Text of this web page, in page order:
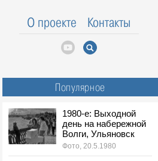
О проекте Контакты
Популярное
1980-е: Выходной
день на набережной
Волги, Ульяновск
Фото, 20.5.1980